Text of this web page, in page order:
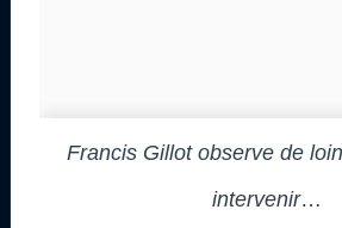
Francis Gillot observe de
intervenir…